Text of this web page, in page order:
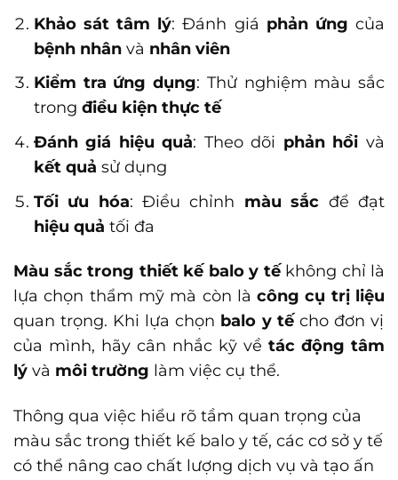
Khảo sát tâm lý: Đánh giá phản ứng của
bệnh nhânvà nhân viên
Kiểm tra ứng dụng: Thử nghiệm màu sắc
trong điều kiện thực tế
Đánh giá hiệu quả: Theo dõi phản hồi và
kết quả sử dụng
Tối ưu hóa: Điều chỉnh màu sắc để đạt
hiệu quả tối đa
Màu sắc trong thiết kế balo y tếkhông chỉ là
lựa chọn thẩm mỹ mà còn làcông cụ trị liệu
quan trọng. Khi lựa chọn balo y tếcho đơn vị
của mình, hãy cân nhắc kỹ về tác động tâm
lý và môi trường làm việc cụ thể.
Thông qua việc hiểu rõ tầm quan trọng của
màu sắc trong thiết kế balo y tế, các cơ sở y tế
có thể nâng cao chất lượng dịch vụ và tạo ấn